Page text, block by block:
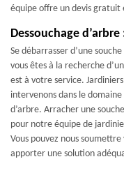
équipe offre un devis gratuit
Dessouchage
Se débarrasser d’une
vous êtes à la recherche
est à votre service.
intervenons dans le
d’arbre. Arracher une
pour notre équipe de
Vous pouvez nous
apporter une solution